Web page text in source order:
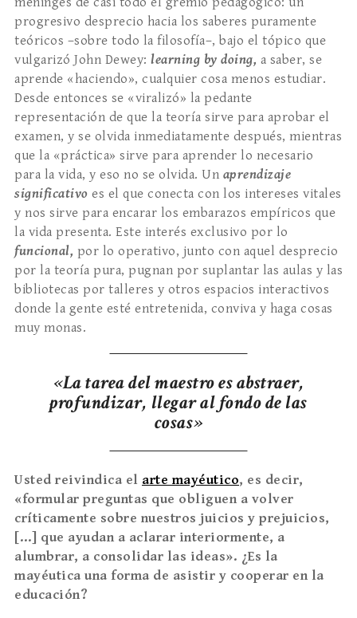
progresivo desprecio hacia los saberes puramente
teóricos –sobre todo la filosofía–, bajo el tópico que
vulgarizó John Dewey: learning by doing, a saber, se
aprende «haciendo», cualquier cosa menos estudiar.
Desde entonces se «viralizó» la pedante
representación de que la teoría sirve para aprobar el
examen, y se olvida inmediatamente después, mientras
que la «práctica» sirve para aprender lo necesario
para la vida, y eso no se olvida. Un aprendizaje
significativo es el que conecta con los intereses vitales
y nos sirve para encarar los embarazos empíricos que
la vida presenta. Este interés exclusivo por lo
funcional, por lo operativo, junto con aquel desprecio
por la teoría pura, pugnan por suplantar las aulas y las
bibliotecas por talleres y otros espacios interactivos
donde la gente esté entretenida, conviva y haga cosas
muy monas.
«La tarea del maestro es abstraer,
profundizar, llegar al fondo de las
cosas»
Usted reivindica el arte mayéutico, es decir,
«formular preguntas que obliguen a volver
críticamente sobre nuestros juicios y prejuicios,
[…] que ayudan a aclarar interiormente, a
alumbrar, a consolidar las ideas». ¿Es la
mayéutica una forma de asistir y cooperar en la
educación?